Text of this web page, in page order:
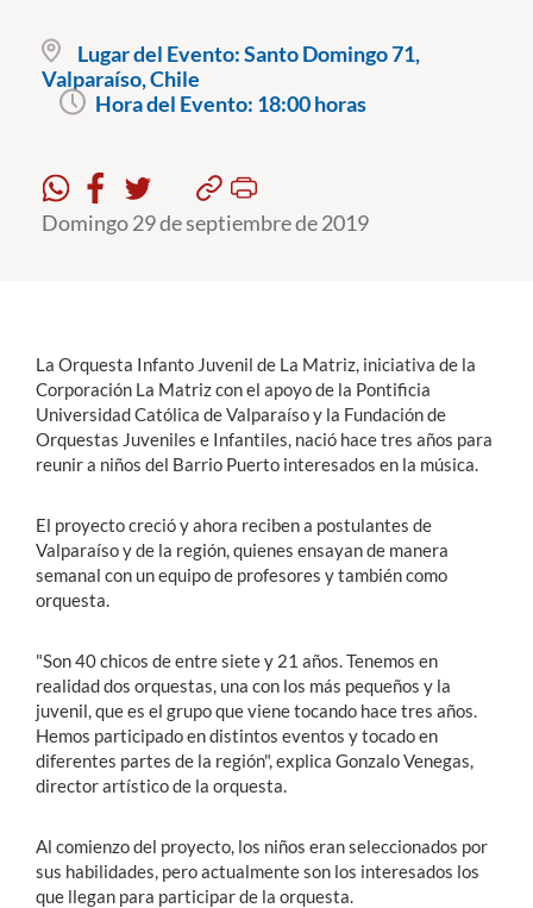
Pregrado
Postgrado
Estudiantes
English
Lugar del Evento:Santo Domingo 71,
Valparaíso, Chile
Hora del Evento: 18:00 horas
Domingo 29 de septiembre de 2019
La Orquesta Infanto Juvenil de La Matriz, iniciativa de la
Corporación La Matriz con el apoyo de la Pontificia
Universidad Católica de Valparaíso y la Fundación de
Orquestas Juveniles e Infantiles, nació hace tres años para
reunir a niños del Barrio Puerto interesados en la música.
El proyecto creció y ahora reciben a postulantes de
Valparaíso y de la región, quienes ensayan de manera
semanal con un equipo de profesores y también como
orquesta.
"Son 40 chicos de entre siete y 21 años. Tenemos en
realidad dos orquestas, una con los más pequeños y la
juvenil, que es el grupo que viene tocando hace tres años.
Hemos participado en distintos eventos y tocado en
diferentes partes de la región", explica Gonzalo Venegas,
director artístico de la orquesta.
Al comienzo del proyecto, los niños eran seleccionados por
sus habilidades, pero actualmente son los interesados los
que llegan para participar de la orquesta.